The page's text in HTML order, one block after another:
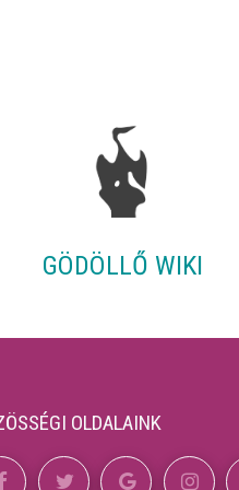
GÖDÖLLŐ WIKI
OLDALAINK